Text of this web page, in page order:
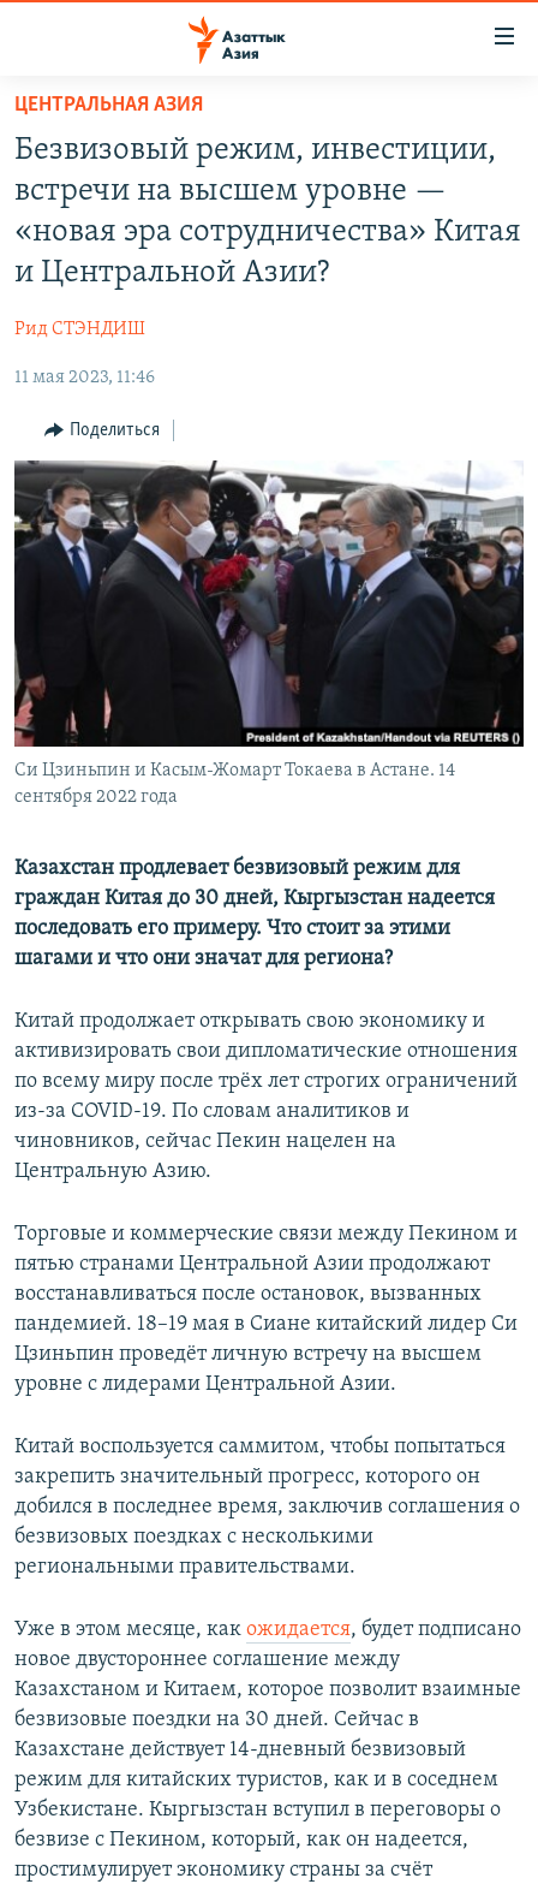
Вернуться
основному
содержанию
Вернутся
главной
Вернутся
УЗБЕКИСТАН
ВОЙНА В УКРАИНЕ
НА ДРУГИХ ЯЗЫКАХ
ЎЗБЕКЧА
ТОҶИКӢ
TÜRKMENÇE
ПОДПИШИТЕСЬ НА НАС В СОЦСЕТЯХ
Все сайты РСЕ/РС
ЦЕНТРАЛЬНАЯ АЗИЯ
Безвизовый режим, инвестиции,
встречи на высшем уровне —
«новая эра сотрудничества» Китая
и Центральной Азии?
Рид СТЭНДИШ
11 мая 2023, 11:46
Поделиться
Си Цзиньпин и Касым-Жомарт Токаева в Астане. 14
сентября 2022 года
Казахстан продлевает безвизовый режим для
граждан Китая до 30 дней, Кыргызстан надеется
последовать его примеру. Что стоит за этими
шагами и что они значат для региона?
Китай продолжает открывать свою экономику и
активизировать свои дипломатические отношения
по всему миру после трёх лет строгих ограничений
из-за COVID-19. По словам аналитиков и
чиновников, сейчас Пекин нацелен на
Центральную Азию.
Торговые и коммерческие связи между Пекином и
пятью странами Центральной Азии продолжают
восстанавливаться после остановок, вызванных
пандемией. 18–19 мая в Сиане китайский лидер Си
Цзиньпин проведёт личную встречу на высшем
уровне с лидерами Центральной Азии.
Китай воспользуется саммитом, чтобы попытаться
закрепить значительный прогресс, которого он
добился в последнее время, заключив соглашения о
безвизовых поездках с несколькими
региональными правительствами.
Уже в этом месяце, как ожидается, будет подписано
новое двустороннее соглашение между
Казахстаном и Китаем, которое позволит взаимные
безвизовые поездки на 30 дней. Сейчас в
Казахстане действует 14-дневный безвизовый
режим для китайских туристов, как и в соседнем
Узбекистане. Кыргызстан вступил в переговоры о
безвизе с Пекином, который, как он надеется,
простимулирует экономику страны за счёт